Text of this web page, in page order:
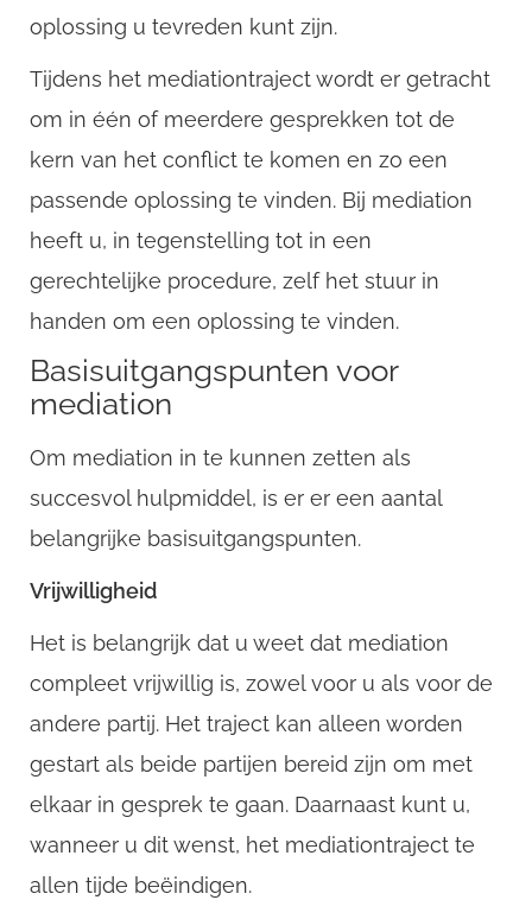
oplossing u tevreden kunt zijn.
Tijdens het mediationtraject wordt er getracht
om in één of meerdere gesprekken tot de
kern van het conflict te komen en zo een
passende oplossing te vinden. Bij mediation
heeft u, in tegenstelling tot in een
gerechtelijke procedure, zelf het stuur in
handen om een oplossing te vinden.
Basisuitgangspunten voor
mediation
Om mediation in te kunnen zetten als
succesvol hulpmiddel, is er er een aantal
belangrijke basisuitgangspunten.
Vrijwilligheid
Het is belangrijk dat u weet dat mediation
compleet vrijwillig is, zowel voor u als voor de
andere partij. Het traject kan alleen worden
gestart als beide partijen bereid zijn om met
elkaar in gesprek te gaan. Daarnaast kunt u,
wanneer u dit wenst, het mediationtraject te
allen tijde beëindigen.